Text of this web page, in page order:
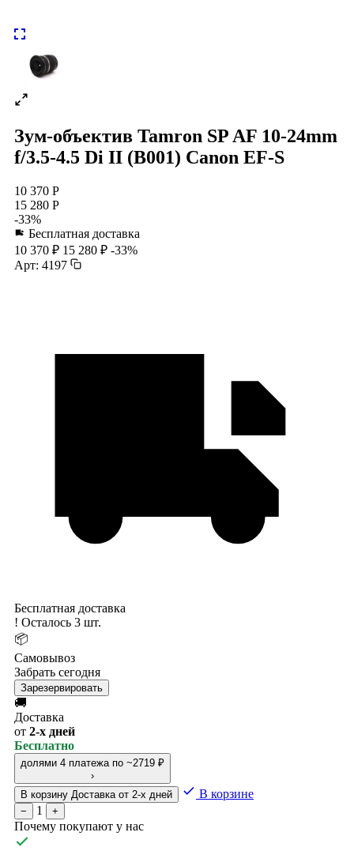
Зум-объектив Tamron SP AF 10-24mm
f/3.5-4.5 Di II (B001) Canon EF-S
10 370 Р
15 280 Р
-33%
Бесплатная доставка
10 370 ₽ 15 280 ₽ -33%
Арт: 4197
Бесплатная доставка
! Осталось 3 шт.
📦
Самовывоз
Забрать сегодня
Зарезервировать
🚚
Доставка
от 2-х дней
Бесплатно
долями 4 платежа по ~2719 ₽
›
В корзину Доставка от 2-х дней В корзине
− 1 +
Почему покупают у нас